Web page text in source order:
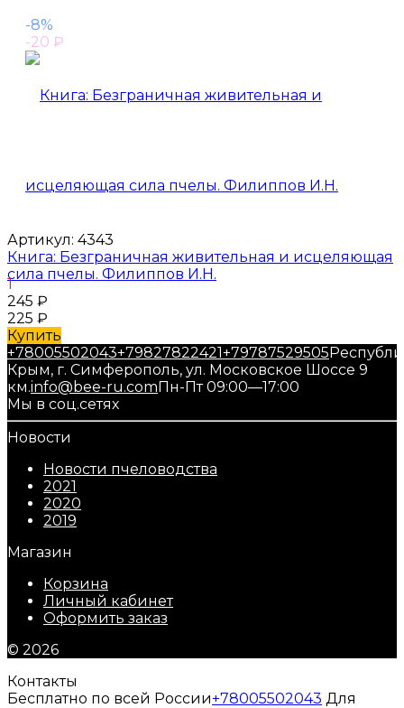
-8%
-20 ₽
Артикул: 4343
Книга: Безграничная живительная и исцеляющая
сила пчелы. Филиппов И.Н.
1
245 ₽
225 ₽
Купить
+78005502043+79827822421+79787529505
Крым, г. Симферополь, ул. Московское Шоссе 9
км.info@bee-ru.comПн-Пт 09:00—17:00
Мы в соц.сетях
Новости
Новости пчеловодства
2021
2020
2019
Магазин
Корзина
Личный кабинет
Оформить заказ
© 2026
Контакты
Бесплатно по всей России+78005502043 Для